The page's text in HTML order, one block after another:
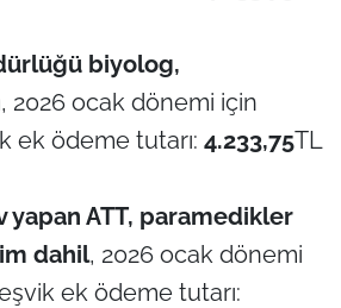
biyolog,
, 2026 ocak dönemi için
ek ödeme tutarı: 4.233,75TL
yapan ATT, paramedikler
dahil, 2026 ocak dönemi
ek ödeme tutarı: